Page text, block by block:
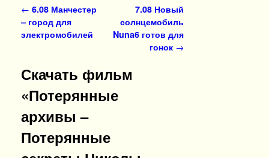
Навигация по записям
← 6.08 Манчестер
– город для
электромобилей
7.08 Новый
солнцемобиль
Nuna6 готов для
гонок →
Скачать фильм
«Потерянные
архивы –
Потерянные